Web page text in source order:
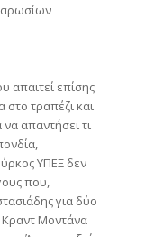
απαιτεί επίσης
τραπέζι και
απαντήσει τι
ΥΠΕΞ δεν
που,
για δύο
Κραντ Μοντάνα